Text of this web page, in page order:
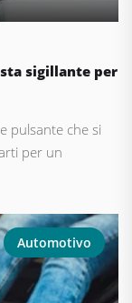
sigillante per
pulsante che si
per un
Automotivo